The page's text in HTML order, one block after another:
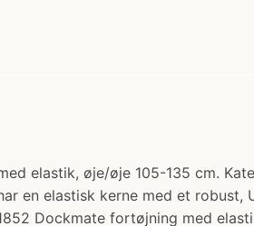
elastik, øje/øje 105-135 cm.
en elastisk kerne med et
Dockmate fortøjning med